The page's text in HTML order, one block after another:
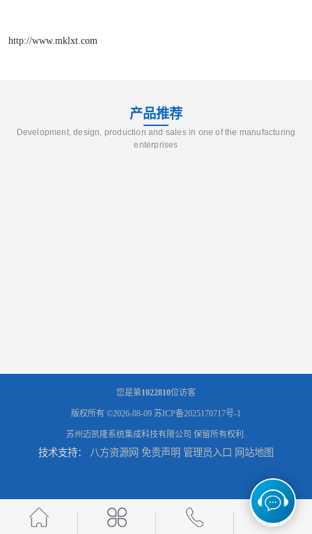
http://www.mklxt.com
产品推荐
Development, design, production and sales in one of the manufacturing
enterprises
您是第1022810位访客
版权所有 ©2026-08-09 苏ICP备2025170717号-1
苏州迈凯隆系统集成科技有限公司 保留所有权利.
技术支持： 八方资源网 免责声明 管理员入口 网站地图